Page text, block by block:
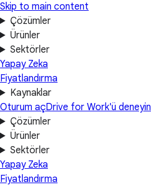
Skip to main content
Çözümler
Ürünler
Sektörler
Yapay Zeka
Fiyatlandırma
Kaynaklar
Oturum açDrive for Work'ü deneyin
Çözümler
Ürünler
Sektörler
Yapay Zeka
Fiyatlandırma